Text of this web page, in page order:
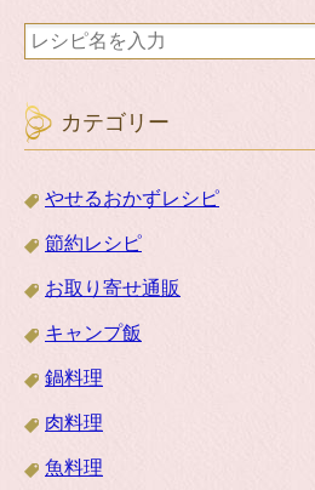
カテゴリー
やせるおかずレシピ
節約レシピ
お取り寄せ通販
キャンプ飯
鍋料理
肉料理
魚料理